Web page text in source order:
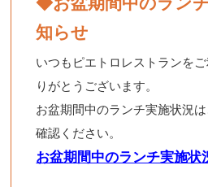
知らせ
いつもピエトロレストランを
りがとうございます。
お盆期間中のランチ実施状況
確認ください。
お盆期間中のランチ実施状